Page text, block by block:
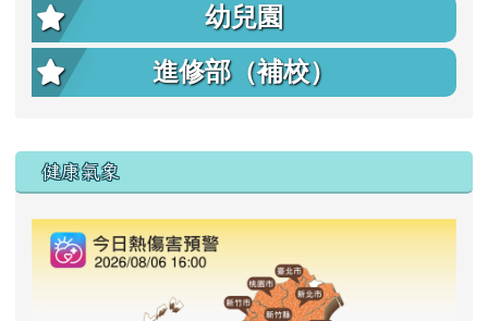
幼兒園
進修部（補校）
右邊區域內容
健康氣象